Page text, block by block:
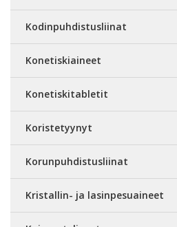
Kodinpuhdistusliinat
Konetiskiaineet
Konetiskitabletit
Koristetyynyt
Korunpuhdistusliinat
Kristallin- ja lasinpesuaineet